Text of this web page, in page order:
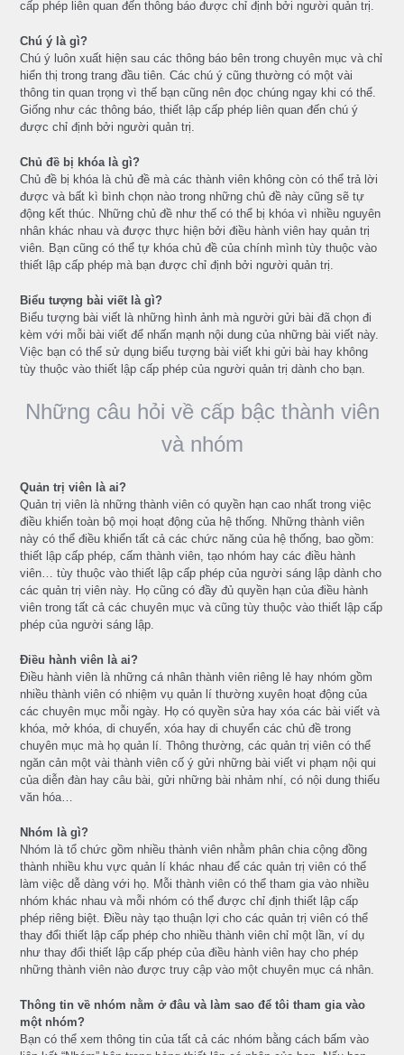
cấp phép liên quan đến thông báo được chỉ định bởi người quản trị.
Chú ý là gì?
Chú ý luôn xuất hiện sau các thông báo bên trong chuyên mục và chỉ
hiển thị trong trang đầu tiên. Các chú ý cũng thường có một vài
thông tin quan trọng vì thế bạn cũng nên đọc chúng ngay khi có thể.
Giống như các thông báo, thiết lập cấp phép liên quan đến chú ý
được chỉ định bởi người quản trị.
Chủ đề bị khóa là gì?
Chủ đề bị khóa là chủ đề mà các thành viên không còn có thể trả lời
được và bất kì bình chọn nào trong những chủ đề này cũng sẽ tự
động kết thúc. Những chủ đề như thế có thể bị khóa vì nhiều nguyên
nhân khác nhau và được thực hiện bởi điều hành viên hay quản trị
viên. Bạn cũng có thể tự khóa chủ đề của chính mình tùy thuộc vào
thiết lập cấp phép mà bạn được chỉ định bởi người quản trị.
Biểu tượng bài viết là gì?
Biểu tượng bài viết là những hình ảnh mà người gửi bài đã chọn đi
kèm với mỗi bài viết để nhấn mạnh nội dung của những bài viết này.
Việc bạn có thể sử dụng biểu tượng bài viết khi gửi bài hay không
tùy thuộc vào thiết lập cấp phép của người quản trị dành cho bạn.
Những câu hỏi về cấp bậc thành viên
và nhóm
Quản trị viên là ai?
Quản trị viên là những thành viên có quyền hạn cao nhất trong việc
điều khiển toàn bộ mọi hoạt động của hệ thống. Những thành viên
này có thể điều khiển tất cả các chức năng của hệ thống, bao gồm:
thiết lập cấp phép, cấm thành viên, tạo nhóm hay các điều hành
viên… tùy thuộc vào thiết lập cấp phép của người sáng lập dành cho
các quản trị viên này. Họ cũng có đầy đủ quyền hạn của điều hành
viên trong tất cả các chuyên mục và cũng tùy thuộc vào thiết lập cấp
phép của người sáng lập.
Điều hành viên là ai?
Điều hành viên là những cá nhân thành viên riêng lẻ hay nhóm gồm
nhiều thành viên có nhiệm vụ quản lí thường xuyên hoạt động của
các chuyên mục mỗi ngày. Họ có quyền sửa hay xóa các bài viết và
khóa, mở khóa, di chuyển, xóa hay di chuyển các chủ đề trong
chuyên mục mà họ quản lí. Thông thường, các quản trị viên có thể
ngăn cản một vài thành viên cố ý gửi những bài viết vi phạm nội qui
của diễn đàn hay câu bài, gửi những bài nhảm nhí, có nội dung thiếu
văn hóa…
Nhóm là gì?
Nhóm là tổ chức gồm nhiều thành viên nhằm phân chia cộng đồng
thành nhiều khu vực quản lí khác nhau để các quản trị viên có thể
làm việc dễ dàng với họ. Mỗi thành viên có thể tham gia vào nhiều
nhóm khác nhau và mỗi nhóm có thể được chỉ định thiết lập cấp
phép riêng biệt. Điều này tạo thuận lợi cho các quản trị viên có thể
thay đổi thiết lập cấp phép cho nhiều thành viên chỉ một lần, ví dụ
như thay đổi thiết lập cấp phép của điều hành viên hay cho phép
những thành viên nào được truy cập vào một chuyên mục cá nhân.
Thông tin về nhóm nằm ở đâu và làm sao để tôi tham gia vào
một nhóm?
Bạn có thể xem thông tin của tất cả các nhóm bằng cách bấm vào